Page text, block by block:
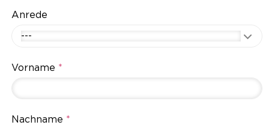
Anrede
---
Vorname *
Nachname *